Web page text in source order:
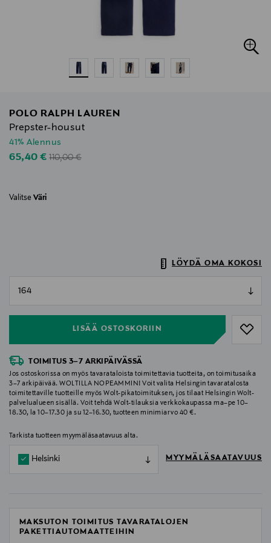
POLO RALPH LAUREN
Prepster-housut
41% Alennus
Discounted Price
65,40 €Original Price
110,00 €
Valitse Väri
LÖYDÄ OMA KOKOSI
LISÄÄ OSTOSKORIIN
TOIMITUS 3–7 ARKIPÄIVÄSSÄ
Jos ostoskorissa on myös tavarataloista toimitettavia tuotteita, on toimitusaika
3–7 arkipäivää. WOLTILLA NOPEAMMIN! Voit valita Helsingin tavaratalosta
toimitettaville tuotteille myös Wolt-pikatoimituksen, jos tilaat Helsingin Wolt-
palvelualueen sisällä. Voit tehdä Wolt-tilauksia verkkokaupassa ma–pe 10–
18.30, la 10–17.30 ja su 12–16.30, tuotteen minimiarvo 40 €.
Tarkista tuotteen myymäläsaatavuus alta.
Helsinki MYYMÄLÄSAATAVUUS
MAKSUTON TOIMITUS TAVARATALOJEN
PAKETTIAUTOMAATTEIHIN